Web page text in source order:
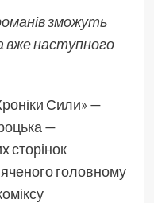
зможуть
вже наступного
Сили» —
—
сторінок
головному